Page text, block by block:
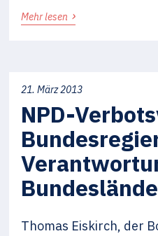
Mehr lesen ›
21. März 2013
NPD-
Thomas Eiskirch, der